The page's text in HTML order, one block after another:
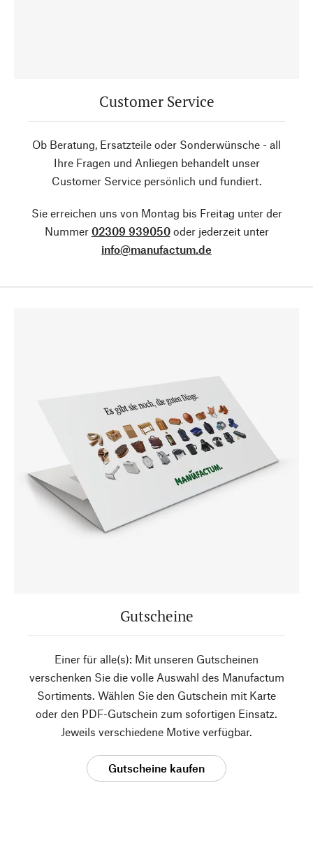
Customer Service
Ob Beratung, Ersatzteile oder Sonderwünsche - all
Ihre Fragen und Anliegen behandelt unser
Customer Service persönlich und fundiert.
Sie erreichen uns von Montag bis Freitag unter der
Nummer 02309 939050oder jederzeit unter
info@manufactum.de
Gutscheine
Einer für alle(s): Mit unseren Gutscheinen
verschenken Sie die volle Auswahl des Manufactum
Sortiments. Wählen Sie den Gutschein mit Karte
oder den PDF-Gutschein zum sofortigen Einsatz.
Jeweils verschiedene Motive verfügbar.
Gutscheine kaufen